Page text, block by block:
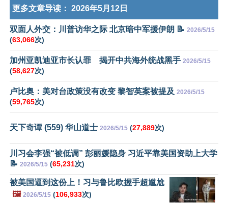
更多文章导读： 2026年5月12日
双面人外交：川普访华之际 北京暗中军援伊朗 📝 2026/5/15
(63,066次)
加州亚凯迪亚市长认罪 揭开中共海外统战黑手 2026/5/15
(58,627次)
卢比奥：美对台政策没有改变 黎智英案被提及 2026/5/15
(59,765次)
天下奇谭 (559) 华山道士 2026/5/15 (27,889次)
川习会李强“被低调” 彭丽媛隐身 习近平靠美国资助上大学
📝 2026/5/15 (65,231次)
被美国逼到这份上！习与鲁比欧握手超尴尬
🖼️ 2026/5/15 (106,933次)